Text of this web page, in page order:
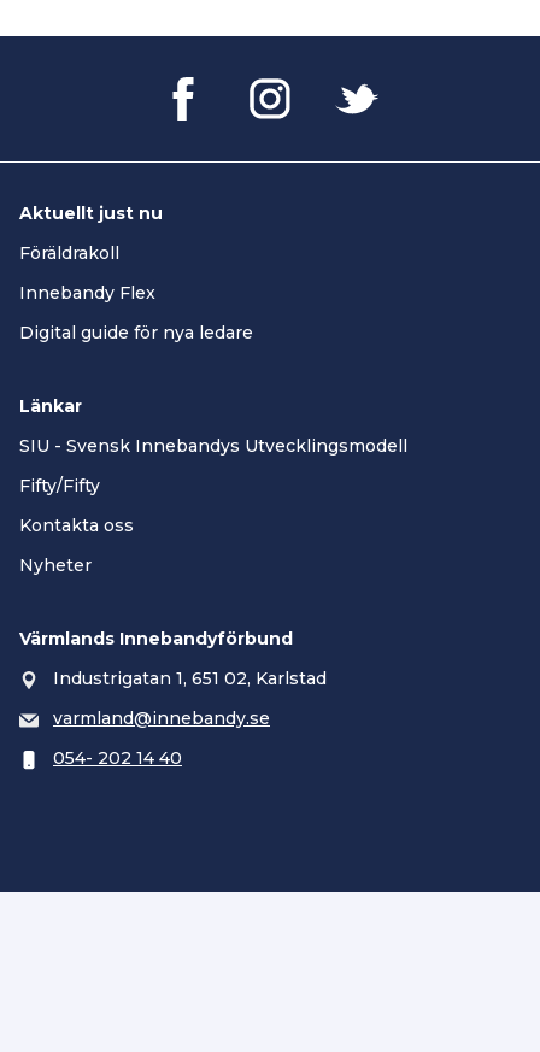
Aktuellt just nu
Föräldrakoll
Innebandy Flex
Digital guide för nya ledare
Länkar
SIU - Svensk Innebandys Utvecklingsmodell
Fifty/Fifty
Kontakta oss
Nyheter
Värmlands Innebandyförbund
Industrigatan 1, 651 02, Karlstad
varmland@innebandy.se
054- 202 14 40